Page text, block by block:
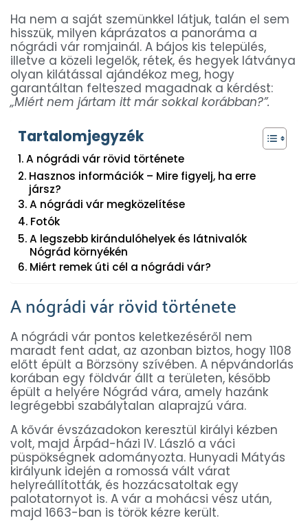
Ha nem a saját szemünkkel látjuk, talán el sem
hisszük, milyen káprázatos a panoráma a
nógrádi vár romjainál. A bájos kis település,
illetve a közeli legelők, rétek, és hegyek látványa
olyan kilátással ajándékoz meg, hogy
garantáltan felteszed magadnak a kérdést:
„Miért nem jártam itt már sokkal korábban?”.
Tartalomjegyzék
A nógrádi vár rövid története
Hasznos információk – Mire figyelj, ha erre
jársz?
A nógrádi vár megközelítése
Fotók
A legszebb kirándulóhelyek és látnivalók
Nógrád környékén
Miért remek úti cél a nógrádi vár?
A nógrádi vár rövid története
A nógrádi vár pontos keletkezéséről nem
maradt fent adat, az azonban biztos, hogy 1108
előtt épült a Börzsöny szívében. A népvándorlás
korában egy földvár állt a területen, később
épült a helyére Nógrád vára, amely hazánk
legrégebbi szabálytalan alaprajzú vára.
A kővár évszázadokon keresztül királyi kézben
volt, majd Árpád-házi IV. László a váci
püspökségnek adományozta. Hunyadi Mátyás
királyunk idején a romossá vált várat
helyreállították, és hozzácsatoltak egy
palotatornyot is. A vár a mohácsi vész után,
majd 1663-ban is török kézre került.